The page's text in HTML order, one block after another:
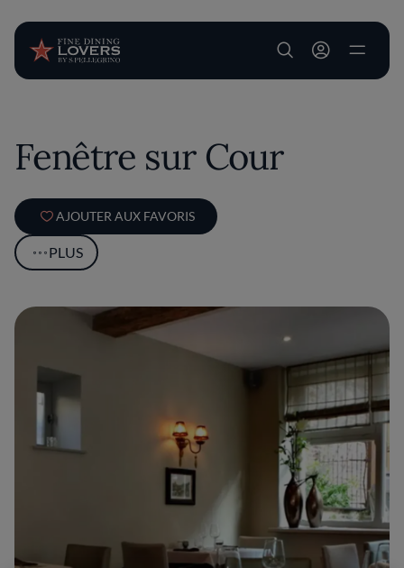
User account
Fenêtre sur Cour
AJOUTER AUX FAVORIS
PLUS